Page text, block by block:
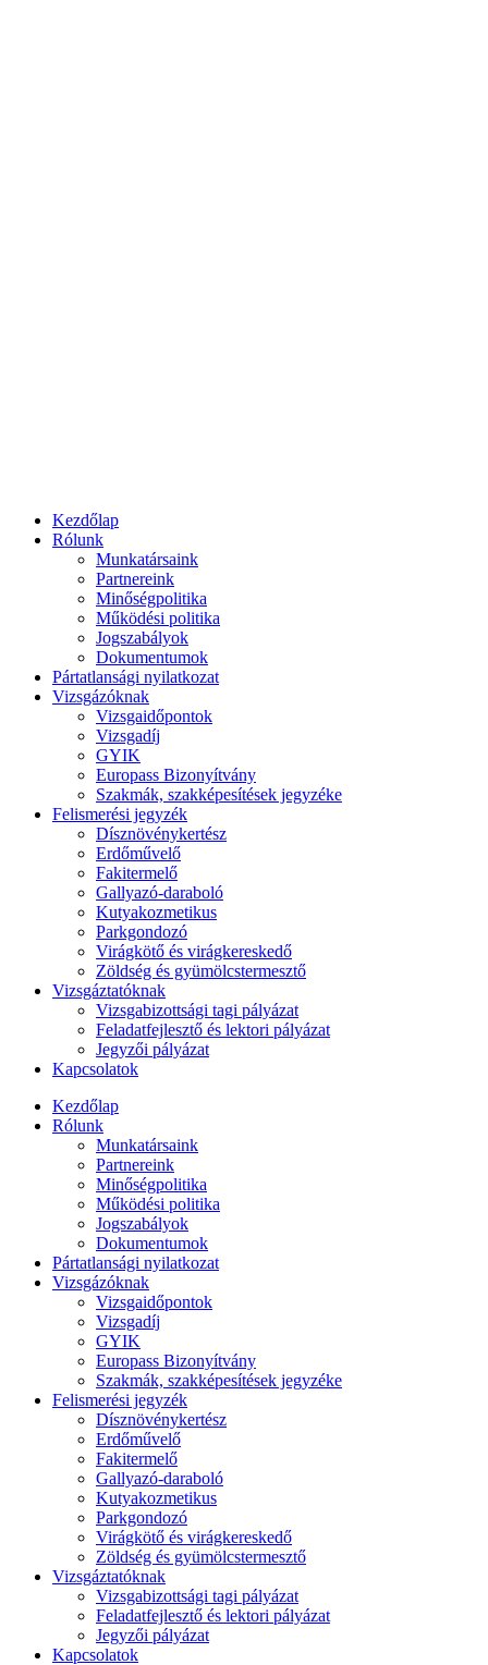
Kezdőlap
Rólunk
Munkatársaink
Partnereink
Minőségpolitika
Működési politika
Jogszabályok
Dokumentumok
Pártatlansági nyilatkozat
Vizsgázóknak
Vizsgaidőpontok
Vizsgadíj
GYIK
Europass Bizonyítvány
Szakmák, szakképesítések jegyzéke
Felismerési jegyzék
Dísznövénykertész
Erdőművelő
Fakitermelő
Gallyazó-daraboló
Kutyakozmetikus
Parkgondozó
Virágkötő és virágkereskedő
Zöldség és gyümölcstermesztő
Vizsgáztatóknak
Vizsgabizottsági tagi pályázat
Feladatfejlesztő és lektori pályázat
Jegyzői pályázat
Kapcsolatok
Kezdőlap
Rólunk
Munkatársaink
Partnereink
Minőségpolitika
Működési politika
Jogszabályok
Dokumentumok
Pártatlansági nyilatkozat
Vizsgázóknak
Vizsgaidőpontok
Vizsgadíj
GYIK
Europass Bizonyítvány
Szakmák, szakképesítések jegyzéke
Felismerési jegyzék
Dísznövénykertész
Erdőművelő
Fakitermelő
Gallyazó-daraboló
Kutyakozmetikus
Parkgondozó
Virágkötő és virágkereskedő
Zöldség és gyümölcstermesztő
Vizsgáztatóknak
Vizsgabizottsági tagi pályázat
Feladatfejlesztő és lektori pályázat
Jegyzői pályázat
Kapcsolatok